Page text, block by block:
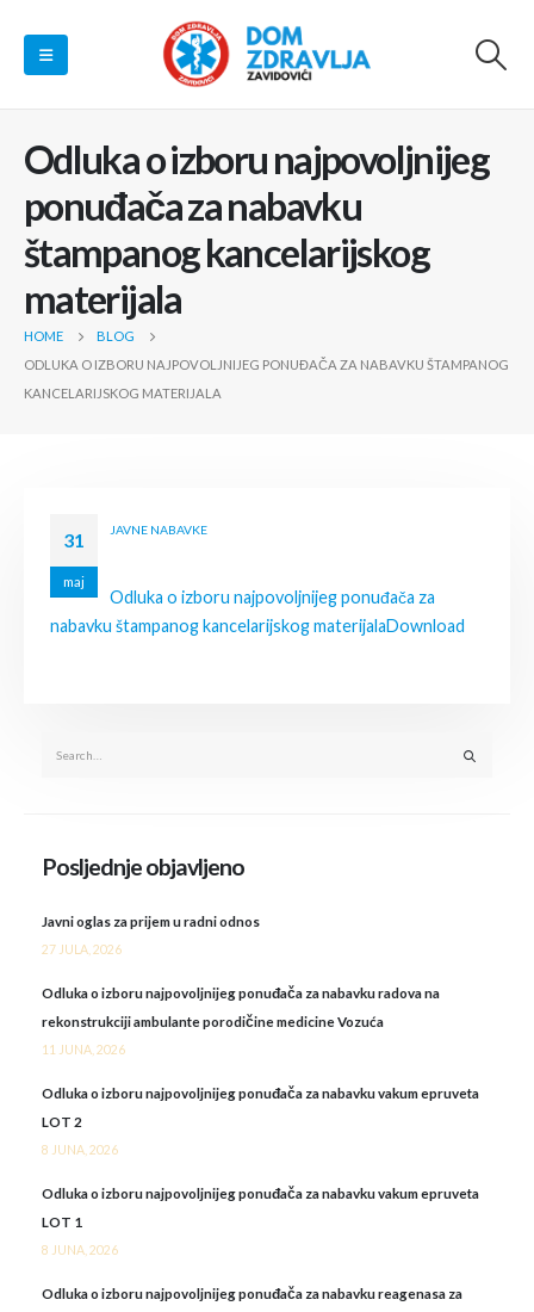
Odluka o izboru najpovoljnijeg
ponuđača za nabavku
štampanog kancelarijskog
materijala
HOME
BLOG
ODLUKA O IZBORU NAJPOVOLJNIJEG PONUĐAČA ZA NABAVKU ŠTAMPANOG
KANCELARIJSKOG MATERIJALA
31
maj
JAVNE NABAVKE
Odluka o izboru najpovoljnijeg ponuđača za
nabavku štampanog kancelarijskog materijalaDownload
Posljednje objavljeno
Javni oglas za prijem u radni odnos
27 JULA, 2026
Odluka o izboru najpovoljnijeg ponuđača za nabavku radova na
rekonstrukciji ambulante porodičine medicine Vozuća
11 JUNA, 2026
Odluka o izboru najpovoljnijeg ponuđača za nabavku vakum epruveta
LOT 2
8 JUNA, 2026
Odluka o izboru najpovoljnijeg ponuđača za nabavku vakum epruveta
LOT 1
8 JUNA, 2026
Odluka o izboru najpovoljnijeg ponuđača za nabavku reagenasa za